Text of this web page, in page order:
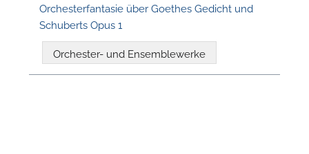
Orchesterfantasie über Goethes Gedicht und
Schuberts Opus 1
Orchester- und Ensemblewerke